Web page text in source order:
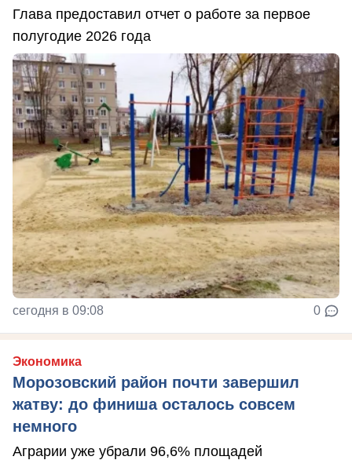
Глава предоставил отчет о работе за первое
полугодие 2026 года
сегодня в 09:08 0
Экономика
Морозовский район почти завершил
жатву: до финиша осталось совсем
немного
Аграрии уже убрали 96,6% площадей